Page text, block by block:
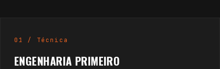
01 / Técnica
ENGENHARIA PRIMEIRO